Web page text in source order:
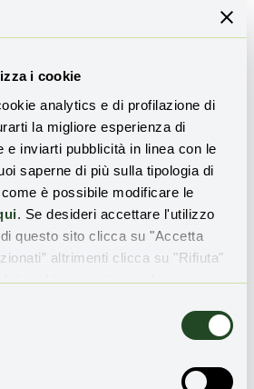
i cookie
analytics e di profilazione di
la migliore esperienza di
e inviarti pubblicità in linea con le
saperne di più sulla tipologia di
è possibile modificare le
. Se desideri accettare l'utilizzo
questo sito clicca su "Accetta
altrimenti clicca su "Rifiuta"
cookie e mantenere le
di
(Biodegra
dabile)
filamenti di
RNA sono
molecole
naturali che
si
degradano
rapidament
Impatto
ambientale
minimo e
rapida
eliminazion
residui.